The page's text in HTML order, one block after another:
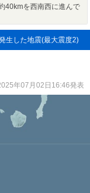
40kmを西南西に進んで
生した地震(最大震度2)
年07月02日16:46発表